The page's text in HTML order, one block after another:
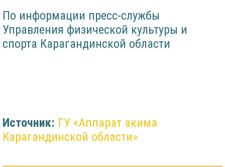
По информации пресс-службы
Управления физической культуры и
спорта Карагандинской области
Источник: ГУ «Аппарат акима
Карагандинской области»